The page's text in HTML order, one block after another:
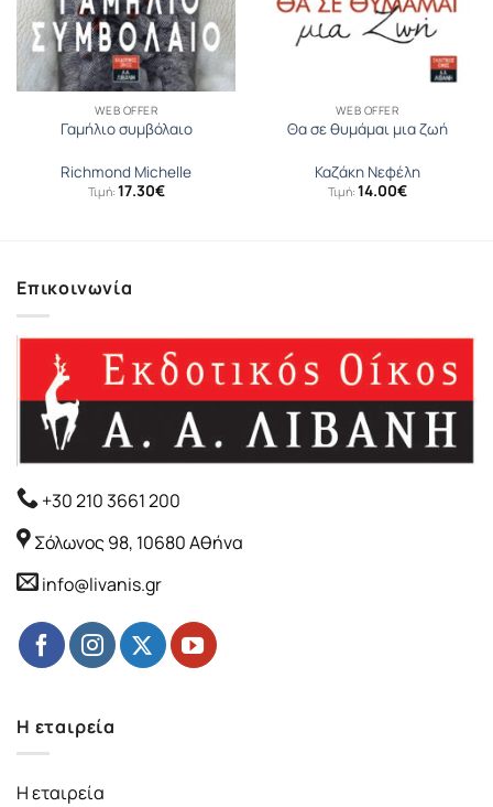
WEB OFFER
Γαμήλιο συμβόλαιο
Richmond Michelle
Τιμή: 17.30€
WEB OFFER
Θα σε θυμάμαι μια ζωή
Καζάκη Νεφέλη
Τιμή: 14.00€
Επικοινωνία
+30 210 3661 200
Σόλωνος 98, 10680 Αθήνα
info@livanis.gr
Η εταιρεία
Η εταιρεία